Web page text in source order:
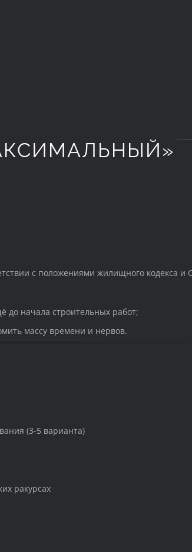
с положениями жилищного кодекса и
до начала строительных работ;
массу времени и нервов.
(3-5 варианта)
ракурсах